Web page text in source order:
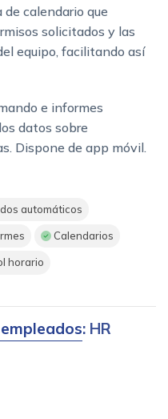
calendario que
solicitados y las
equipo, facilitando así
e informes
datos sobre
Dispone de app móvil.
automáticos
Calendarios
horario
: HR